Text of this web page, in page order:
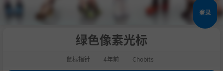
登录
绿色像素光标
鼠标指针 4年前 Chobits